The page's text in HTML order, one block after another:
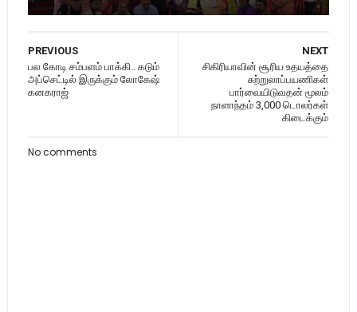
NEXT
சிகிரியாவின் சூரிய உதயத்தை
சுற்றுலாப்பயணிகள்
பார்வையிடுவதன் மூலம்
நாளாந்தம் 3,000 டொலர்கள்
கிடைக்கும்
PREVIOUS
பல கோடி சம்பளம் பாக்கி.. கடும்
அப்செட்டில் இருக்கும் லோகேஷ்
கனகராஜ்
No comments